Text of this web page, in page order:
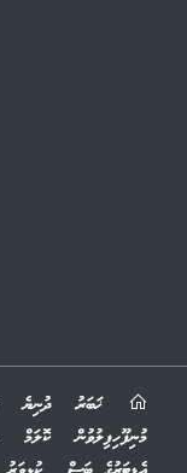
ޚަބަރު ދުނިޔެ
މުނިފޫހިފިލުވުން
ކޮލަމް